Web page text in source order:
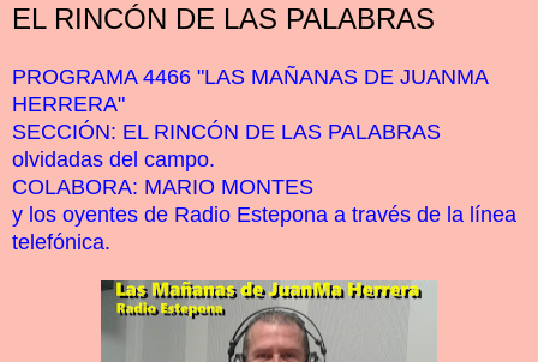
EL RINCÓN DE LAS PALABRAS
PROGRAMA 4466 "LAS MAÑANAS DE JUANMA
HERRERA"
SECCIÓN: EL RINCÓN DE LAS PALABRAS
olvidadas del campo.
COLABORA: MARIO MONTES
y los oyentes de Radio Estepona a través de la línea
telefónica.